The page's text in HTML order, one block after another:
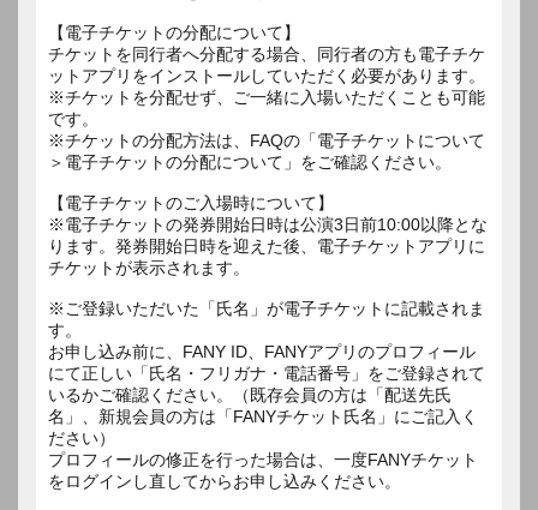
【電子チケットの分配について】
チケットを同行者へ分配する場合、同行者の方も電子チケ
ットアプリをインストールしていただく必要があります。
※チケットを分配せず、ご一緒に入場いただくことも可能
です。
※チケットの分配方法は、FAQの「電子チケットについて
＞電子チケットの分配について」をご確認ください。
【電子チケットのご入場時について】
※電子チケットの発券開始日時は公演3日前10:00以降とな
ります。発券開始日時を迎えた後、電子チケットアプリに
チケットが表示されます。
※ご登録いただいた「氏名」が電子チケットに記載されま
す。
お申し込み前に、FANY ID、FANYアプリのプロフィール
にて正しい「氏名・フリガナ・電話番号」をご登録されて
いるかご確認ください。（既存会員の方は「配送先氏
名」、新規会員の方は「FANYチケット氏名」にご記入く
ださい）
プロフィールの修正を行った場合は、一度FANYチケット
をログインし直してからお申し込みください。